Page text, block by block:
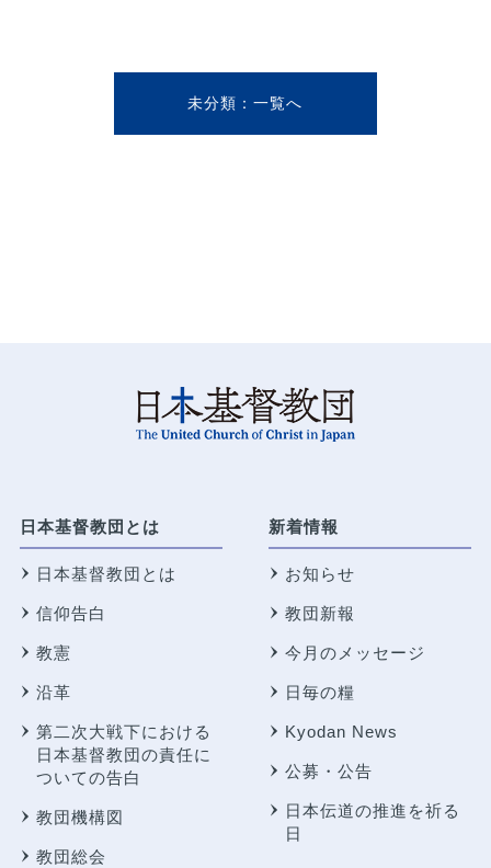
未分類
日本基督教団とは
日本基督教団とは
信仰告白
教憲
沿革
第二次大戦下における
日本基督教団の責任に
ついての告白
教団機構図
教団総会
新着情報
お知らせ
教団新報
今月のメッセージ
日毎の糧
Kyodan News
公募・公告
日本伝道の推進を祈る
日